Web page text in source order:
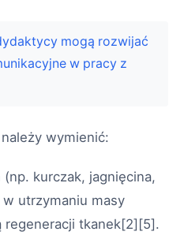
mogą rozwijać
w pracy z
wymienić:
(np. kurczak, jagnięcina,
utrzymaniu masy
regeneracji tkanek[2][5].